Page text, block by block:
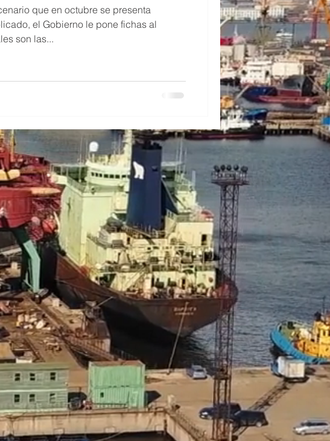
que en octubre se presenta
el Gobierno le pone fichas al
son las...